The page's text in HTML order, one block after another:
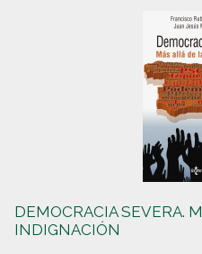
DEMOCRACIA SEVERA.
INDIGNACIÓN